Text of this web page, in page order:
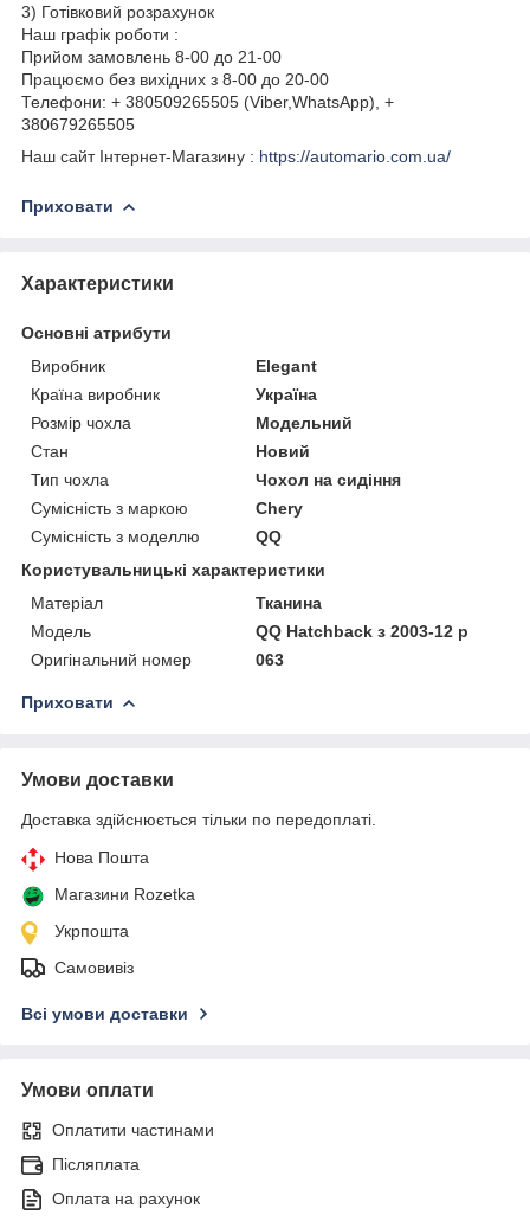
3) Готівковий розрахунок
Наш графік роботи :
Прийом замовлень 8-00 до 21-00
Працюємо без вихідних з 8-00 до 20-00
Телефони: + 380509265505 (Viber,WhatsApp), +
380679265505
Наш сайт Інтернет-Магазину : https://automario.com.ua/
Приховати
Характеристики
Основні атрибути
Виробник
Elegant
Країна виробник
Україна
Розмір чохла
Модельний
Стан
Новий
Тип чохла
Чохол на сидіння
Сумісність з маркою
Chery
Сумісність з моделлю
QQ
Користувальницькі характеристики
Матеріал
Тканина
Модель
QQ Hatchback з 2003-12 р
Оригінальний номер
063
Приховати
Умови доставки
Доставка здійснюється тільки по передоплаті.
Нова Пошта
Магазини Rozetka
Укрпошта
Самовивіз
Всі умови доставки
Умови оплати
Оплатити частинами
Післяплата
Оплата на рахунок